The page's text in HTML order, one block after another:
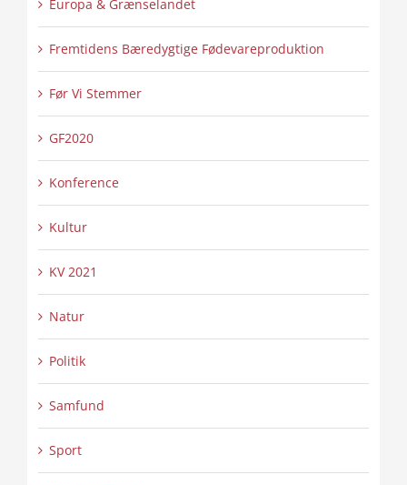
Europa & Grænselandet
Fremtidens Bæredygtige Fødevareproduktion
Før Vi Stemmer
GF2020
Konference
Kultur
KV 2021
Natur
Politik
Samfund
Sport